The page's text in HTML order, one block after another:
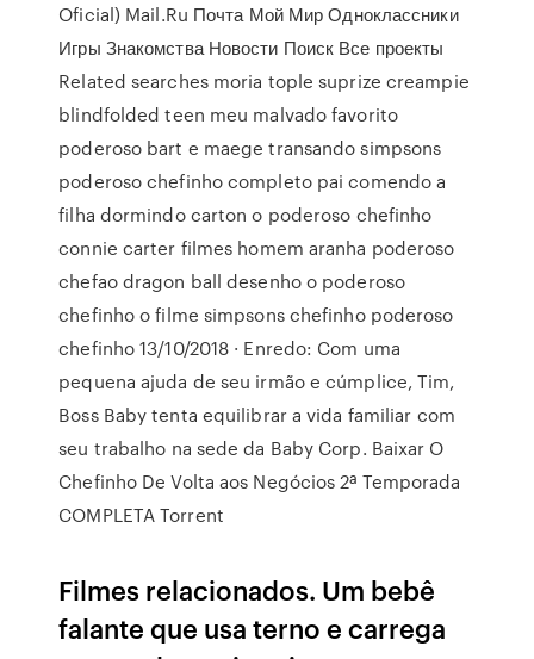
Oficial) Mail.Ru Почта Мой Мир Одноклассники
Игры Знакомства Новости Поиск Все проекты
Related searches moria tople suprize creampie
blindfolded teen meu malvado favorito
poderoso bart e maege transando simpsons
poderoso chefinho completo pai comendo a
filha dormindo carton o poderoso chefinho
connie carter filmes homem aranha poderoso
chefao dragon ball desenho o poderoso
chefinho o filme simpsons chefinho poderoso
chefinho 13/10/2018 · Enredo: Com uma
pequena ajuda de seu irmão e cúmplice, Tim,
Boss Baby tenta equilibrar a vida familiar com
seu trabalho na sede da Baby Corp. Baixar O
Chefinho De Volta aos Negócios 2ª Temporada
COMPLETA Torrent
Filmes relacionados. Um bebê
falante que usa terno e carrega